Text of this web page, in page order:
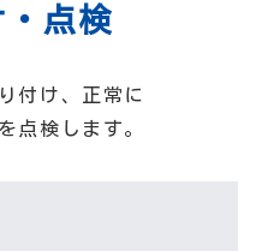
点検
付け、正常に
点検します。